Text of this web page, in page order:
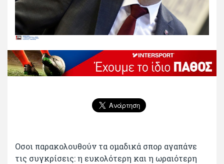
Οσοι παρακολουθούν τα ομαδικά σπορ αγαπάνε
τις συγκρίσεις: η ευκολότερη και η ωραιότερη